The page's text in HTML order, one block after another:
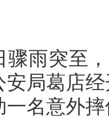
突至，
安局葛店
一名意外